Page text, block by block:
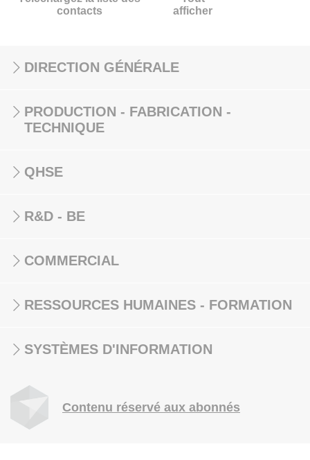
contacts
afficher
DIRECTION GÉNÉRALE
PRODUCTION - FABRICATION -
TECHNIQUE
QHSE
R&D - BE
COMMERCIAL
RESSOURCES HUMAINES - FORMATION
SYSTÈMES D'INFORMATION
Contenu réservé aux abonnés